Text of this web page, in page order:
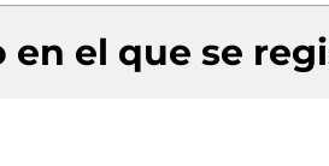
el que se